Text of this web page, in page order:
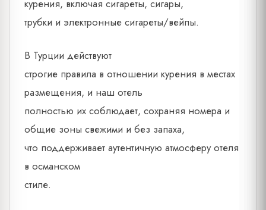
курения, включая сигареты, сигары,
трубки и электронные сигареты/вейпы.
В Турции действуют
строгие правила в отношении курения в местах
размещения, и наш отель
полностью их соблюдает, сохраняя номера и
общие зоны свежими и без запаха,
что поддерживает аутентичную атмосферу отеля
в османском
стиле.